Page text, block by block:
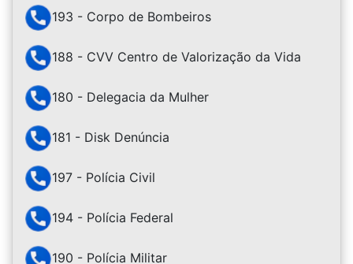
193 - Corpo de Bombeiros
188 - CVV Centro de Valorização da Vida
180 - Delegacia da Mulher
181 - Disk Denúncia
197 - Polícia Civil
194 - Polícia Federal
190 - Polícia Militar